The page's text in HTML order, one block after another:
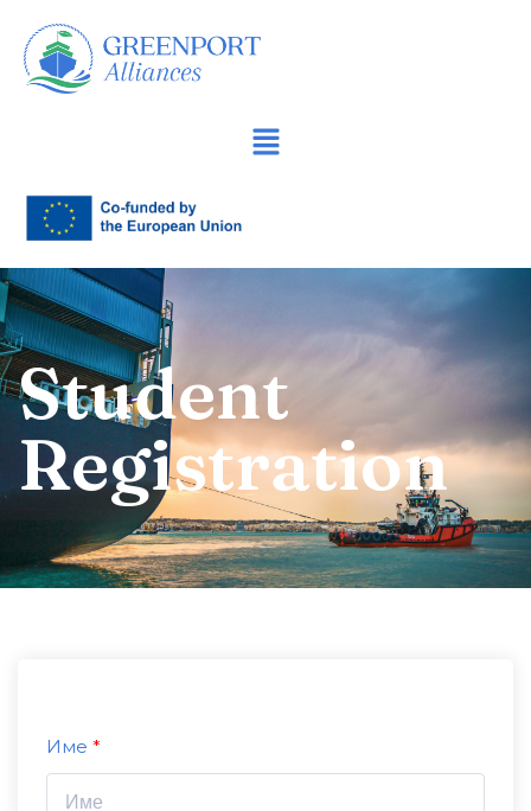
Продължете
към
Student
Registration
Име